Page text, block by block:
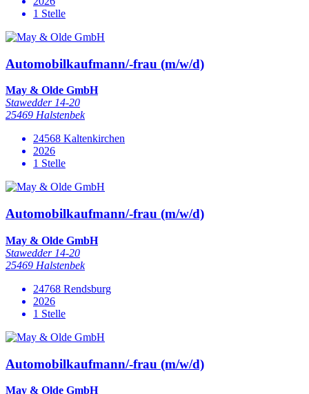
1 Stelle
Automobilkaufmann/-frau (m/w/d)
May & Olde GmbH
Stawedder 14-20
25469 Halstenbek
24568 Kaltenkirchen
2026
1 Stelle
Automobilkaufmann/-frau (m/w/d)
May & Olde GmbH
Stawedder 14-20
25469 Halstenbek
24768 Rendsburg
2026
1 Stelle
Automobilkaufmann/-frau (m/w/d)
May & Olde GmbH